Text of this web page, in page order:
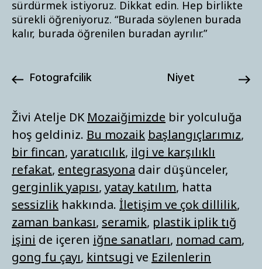
Živi Atelje DK Mozaiğimizde bir yolculuğa
hoş geldiniz. Bu mozaik başlangıçlarımız,
bir fincan, yaratıcılık, ilgi ve karşılıklı
refakat, entegrasyona dair düşünceler,
gerginlik yapısı, yatay katılım, hatta
sessizlik hakkında. İletişim ve çok dillilik,
zaman bankası, seramik, plastik iplik tığ
işini de içeren iğne sanatları, nomad cam,
gong fu çayı, kintsugi ve Ezilenlerin
sürdürmek istiyoruz. Dikkat edin. Hep birlikte
sürekli öğreniyoruz. “Burada söylenen burada
kalır, burada öğrenilen buradan ayrılır.”
fotografcilik niyet